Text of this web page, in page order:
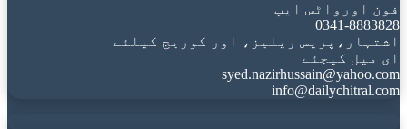
فون اورواٹس ایپ
0341-8883828
اشتہار،پریس ریلیز، اور کوریج کیلئے
ای میل کیجئے
syed.nazirhussain@yahoo.com
info@dailychitral.com